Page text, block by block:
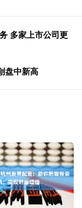
多家上市公司更
盘中新高